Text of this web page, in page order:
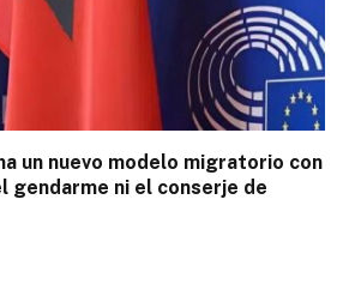
un nuevo modelo migratorio con
gendarme ni el conserje de